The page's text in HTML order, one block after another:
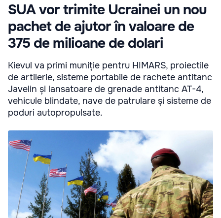
SUA vor trimite Ucrainei un nou
pachet de ajutor în valoare de
375 de milioane de dolari
Kievul va primi muniție pentru HIMARS, proiectile
de artilerie, sisteme portabile de rachete antitanc
Javelin și lansatoare de grenade antitanc AT-4,
vehicule blindate, nave de patrulare și sisteme de
poduri autopropulsate.